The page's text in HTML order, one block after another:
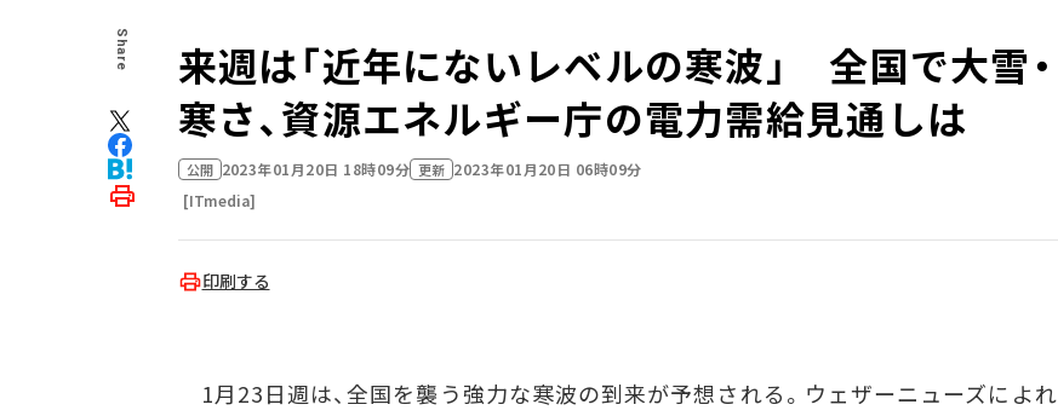
Share
来週は「近年にないレベルの寒波」 全国で大雪・
寒さ、資源エネルギー庁の電力需給見通しは
公開 2023年01月20日 18時09分 更新 2023年01月20日 06時09分
[ITmedia]
印刷する
1月23日週は、全国を襲う強力な寒波の到来が予想される。ウェザーニューズによれ